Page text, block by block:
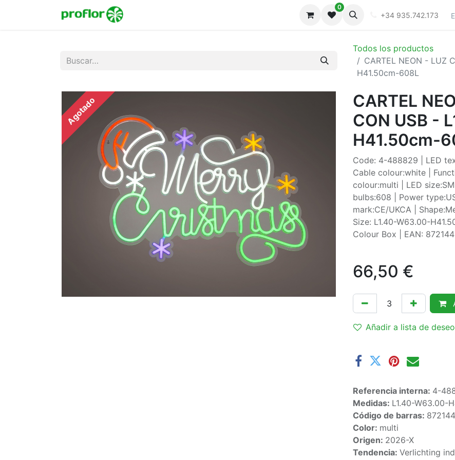
0
+34 935.742.173
Todos los productos
CARTEL NEON - LUZ
H41.50cm-608L
Agotado
CARTEL
CON USB -
H41.50cm-
Code: 4-488829 | LED
Cable colour:white |
colour:multi | LED
bulbs:608 | Power
mark:CE/UKCA |
Size: L1.40-W63.00-
Colour Box | EAN:
66,50 €
Añadir a lista de
Referencia interna: 4-
Medidas: L1.40-W63.00-
Código de barras:
Color: multi
Origen: 2026-X
Tendencia: Verlichting